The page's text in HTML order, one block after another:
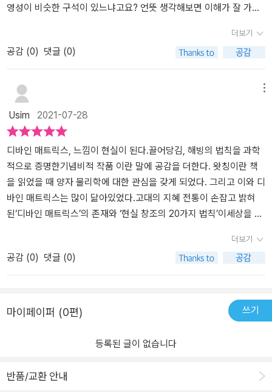
는 완전하고도 완벽하다는 사실을 잊어선 안된다. 살아가며 마주하는
과 감정을 촉매 삼아 치유의 열쇠를 찾아야 한다.홀로그램 의식​홀로
그램은 '무엇인가'를 뜻하며 우주적으로 연결된 인간의 홀로그램, 즉
의식은 우리의 소망과 기도가 우리 마음 속에 생겨나는 순간 이미 목
적지에 도달해 있음을 보장한다. 우리 삶의 작은 변화는 이 홀로그램
을 통해 세계 곳곳에 영향을 끼치는데, 예컨대 우리가 상실을 다룬 영
화를 보며 느끼는 슬픔은 영화를 보는 동안 발현되지 않는다. 이후 개
인의 삶에서 슬픈 감정을 느꼈던 장면과 비슷한 상황을 맞닥뜨릴 때
의 감정이 다시금 그 장면을 촉발시킬 것이며 이는 세계의 모든 곳에
반영될 것이다. 더불어 우리가 만드는 이러한 작은 변화는 디바인 매
트릭스 속에서 실현될 수밖에 없으며 살아가는 동안 그것을 스스로
확인하게 될 것이다.​과학과 종교의 연결성그 속의 '나'​이 책을 읽다 문
득 고등학교 때 시간이 무엇이라고 생각하냐는 질문을 받았던 기억이
했는데, 지금에서야 얼마나 바보같은 대답이었는지를 깨닫는다. 시간
은 일방으로 흘러가는 것이 아닌 동시에 존재하는 것이기 때문이다.
이 밖에도 우리가 카르마라 부르는 업과 디바인 매트릭스가 같은 맥
의심이 확신이 되는 흥미로운 책이었다.​느낌이 현실이 된다는 책 표
지에 적힌 문구가 이제야 와닿는다. 우리는 우리 의식으로 세상을 구
성하고, 살아가며 겪는 모든 것이 헛되지 않고 경험과 학습, 이후 또
존재가 된 것처럼 느껴지기도 한다. 그러나 내가 살아가는 세계에선
겠는가?이 책의 흥미로운 점은 과학적 사실에 기인한 상세한 설명 뿐
느껴진다. 저자는 디바인 매트릭스의 의미와 실체를 깨닫는다면 현실
에 대한 불안과 공포도 이길 수 있다고 이야기한다. 느낌이 현실이 되
는 이 세상의 진리를 터득한다면 그야말로 초인이 되어 세상만사를
홀가분하게 받아들이지 않을까?라는 생각마저 들게 하는 책이다. 지
금처럼 어수선한 세상에 필요한 그런 책 말이다. '얼핏 사소해 보이는
각 선택을 내릴 때마다, 우리는 초공간적이고 홀로그램적인 의식의
힘을 통해 삶의 시공을 뛰어넘는 영향을 끼친다.' <책 속에서...>* 출
판사에서 도서를 지원받아 작성하였습니다.
영성이 비슷한 구석이 있느냐고요? 언뜻 생각해보면 이해가 잘 가지
렇구나하고 이해를 하게 됩니다. '모든 물질은 어떤 힘에 기대어서만
발생하고 또 존재한다. 이러한 힘의 바탕에는의식적이고 지적인 마음
mind이 분명 존재한다.이 '마음'이 곧 모든 물질의 매트릭스matrix이
다'- 막스 플랑크(1944) 1944년, 이미 이런 생각을 한 과학자가 있
었습니다. 다름 아닌 물리학자, 양자 물리학을 연구하는 과학자의 말
입니다. 우주를 보면 하염없이 까맣게 빈 공간에 점점이 보이는 별들.
도대체 망망대해 보다 더더더더 끝을 알 수 없는 공간.우주의 먼지인
지구적 관점에 대해 이야기 하는 것이 아닙니다. 모든 물질의 근본에
대해 이야기 하고 있습니다.미시물리학에서 말하는 물질의 최소 단위
인 원자(더 쪼갠다면 쿼크까지...)들의조합이 현실 세계에 어떻게 발
현되고 서로 영향을 미치는 지에 설명하고 있습니다. 보이지 않는 빈
공간들은 사실 빈 공간이 아니다?!이건 또 무슨 소리일까요?인간은 3
없고 경험 할 수도 없죠.하지만 끈질긴 과학자들의 사고 덕분에 어떤
추측들은 할 수 있습니다. 저는 왜 이렇게 궁금할까요? 태초의 일들이
요. 정말 빅뱅에서 모든 것이 시작된 것인지.그 빅뱅 전은 어떻게 설명
생각한다면 무엇보다도 나는 누구인가? 왜 여기 있는가? 에 대한 물
음으로 회귀되는 것 같습니다. 그렇다면 빈 공간이 아니라면 도대체
무엇일까요??빈공간은 사실 우리의 눈에 보이지 않는 에너지로 차 있
잇는 에너지는 촘촘하게 짜인 망으로서 존재하며, 이 망은 '우리의 현
더보기
공감 (0) 댓글 (0)
Usim 2021-07-28
디바인 매트릭스, 느낌이 현실이 된다.끌어당김, 해빙의 법칙을 과학
적으로 증명한기념비적 작품 이란 말에 공감을 더한다. 왓칭이란 책
을 읽었을 때 양자 물리학에 대한 관심을 갖게 되었다. 그리고 이와 디
바인 매트릭스는 많이 닮아있었다.고대의 지혜 전통이 손잡고 밝혀
된‘디바인 매트릭스’의 존재와 ‘현실 창조의 20가지 법칙’이세상을 살
에서부터 인간관계, 경력관리 등 우리 각자가 세상 모든 것에 이미 연
결되어 있음을그리고 직접 영향을 끼칠 수 있음을 보여주고 있다.끌
어당김의 법칙에 대한 더 깊은 차원의 이해를물리학과 생명과학 그리
다. 대박대박1부에서 디바인 매트릭스의 발견을 우주만물을 하나로
이어주는 신비라고 했다. 책에 따르면20세기 양자물리학의 새로운
발견과 함께 ‘우주 만물을 연결하는 에너지장(디바인메트릭스)에의
보여준다. 그리고 디바인 매트릭스의 존재를과학적으로 증명한 대표
더보기
공감 (0) 댓글 (0)
마이페이퍼 (0편) 쓰기
등록된 글이 없습니다
반품/교환 안내